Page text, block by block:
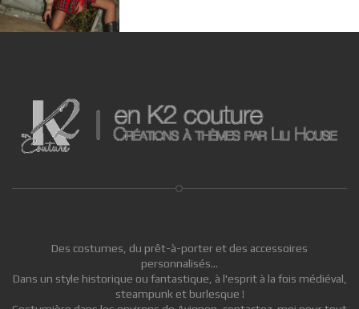
Des costumes, du prêt-à-porter et des accessoires
personnalisés...
Dans un style historique ou fantastique, à l'esprit à la fois médiéval,
steampunk et burlesque !